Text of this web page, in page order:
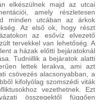
elkészülnek majd az utcai
amely részletesen
minden utcában az árkok
Az első ok, hogy részt
az esővíz elvezető
tervekkel van lehetőség. A
a házak előtti bejáratoknál
Tudniillik a bejáratok alatti
lettek lerakva, ami azt
csövezés alacsonyabban, a
kifolyólag szomszédi viták
vezethetnek. Ezt
összegektől függően